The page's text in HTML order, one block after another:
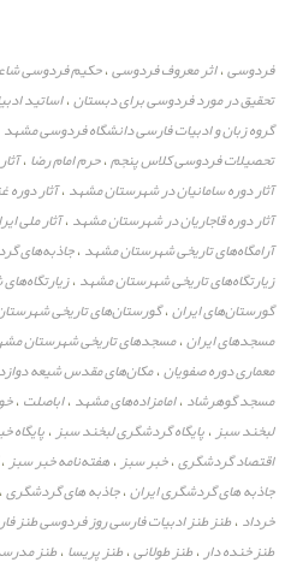
فردوسی،اثر معروف فردوسی،حکیم فردوسی
تحقیق در مورد فردوسی برای دبستان،اساتید
گروه زبان و ادبیات فارسی دانشگاه فردوسی مشهد
تحصیلات فردوسی کلاس پنجم،حرم امام رضا ،
آثار دوره سامانیان در شهرستان مشهد ،آثار
آثار دوره قاجاریان در شهرستان مشهد ،آثار ملی
آرامگاه‌های تاریخی شهرستان مشهد ،جاذبه‌های
زیارتگاه‌های تاریخی شهرستان مشهد ،
گورستان‌های ایران،گورستان‌های تاریخی
مسجدهای ایران،مسجدهای تاریخی شهرستان
معماری دوره صفویان،مکان‌های مقدس شیعه
مسجد گوهرشاد ،امامزاده‌های مشهد ،اباصلت ،
لبخند سبز،پایگاه گردشگری لبخند سبز،
اقتصاد گردشگری،خبر سبز،هفته‌نامه خبر سبز
جاذبه های گردشگری ایران،جاذبه های گردشگری
خرداد ،طنز طنز ادبیات فارسی روز فردوسی طنز
طنز خنده دار،طنز طولانی،طنز پریسا ،طنز